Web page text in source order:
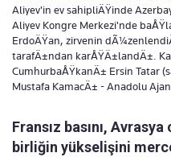
Aliyev'in ev sahipliÄŸinde
Aliyev Kongre Merkezi'nde
ErdoÄŸan, zirvenin
tarafÄ±ndan karÅŸÄ±landÄ±.
CumhurbaÅŸkanÄ± Ersin Tatar
Mustafa KamacÄ± - Anadolu
Fransız basını,
birliğin yükselişini